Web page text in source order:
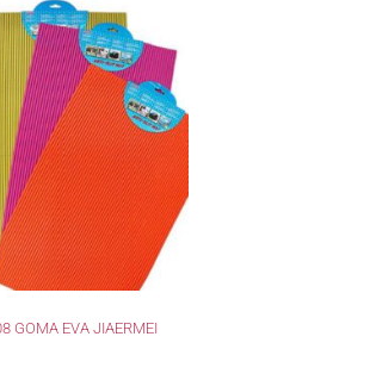
GOMA EVA JIAERMEI